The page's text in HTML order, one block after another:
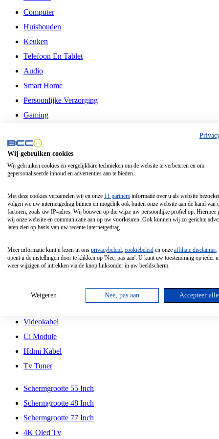
Computer
Huishouden
Keuken
Telefoon En Tablet
Audio
Smart Home
Persoonlijke Verzorging
Gaming
Philips
Schermgrootte 24 Inch
Schermgrootte 85 Inch
Schermgrootte 98 Inch
Tcl
Hd Led Tv
Antennekabel
Videokabel
Ci Module
Hdmi Kabel
Tv Tuner
Schermgrootte 55 Inch
Schermgrootte 48 Inch
Schermgrootte 77 Inch
4K Oled Tv
Wij gebruiken cookies
Wij gebruiken cookies en vergelijkbare technieken om de website te verbeteren en om
gepersonaliseerde inhoud en advertenties aan te bieden.
Met deze cookies verzamelen wij en onze 11 partners informatie over u als website
volgen we uw internetgedrag binnen en mogelijk ook buiten onze website aan de hand van
factoren, zoals uw IP-adres. Wij bouwen op die wijze uw persoonlijke profiel op. Hiermee
wij onze website en communicatie aan op uw voorkeuren. Ook kunnen wij zo gerichte
laten zien op basis van uw recente internetgedrag.
Meer informatie kunt u lezen in ons privacybeleid, cookiebeleid en onze affiliate disclaimer,
opent u de instellingen door te klikken op 'Nee, pas aan'. U kunt uw toestemming op ieder
weer wijzigen of intrekken via de knop linksonder in uw beeldscherm.
Weigeren Nee, pas aan Accepteer